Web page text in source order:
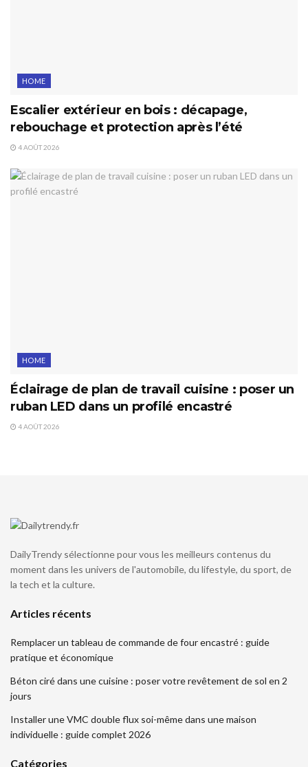
HOME
Escalier extérieur en bois : décapage,
rebouchage et protection après l’été
4 AOÛT 2026
HOME
Éclairage de plan de travail cuisine : poser un
ruban LED dans un profilé encastré
4 AOÛT 2026
DailyTrendy sélectionne pour vous les meilleurs contenus du
moment dans les univers de l'automobile, du lifestyle, du sport, de
la tech et la culture.
Articles récents
Remplacer un tableau de commande de four encastré : guide
pratique et économique
Béton ciré dans une cuisine : poser votre revêtement de sol en 2
jours
Installer une VMC double flux soi-même dans une maison
individuelle : guide complet 2026
Catégories